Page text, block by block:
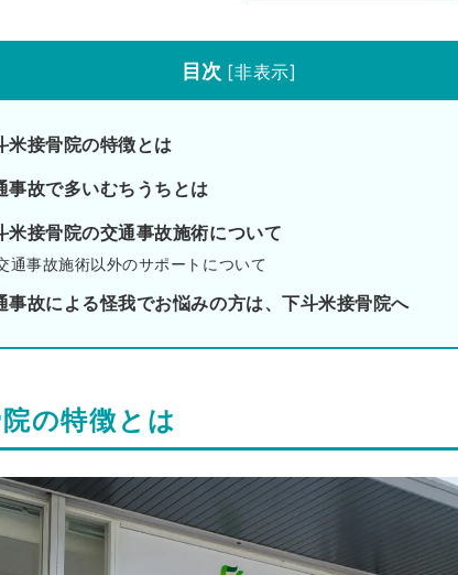
目次 [非表示]
米接骨院の特徴とは
事故で多いむちうちとは
米接骨院の交通事故施術について
通事故施術以外のサポートについて
事故による怪我でお悩みの方は、下斗米接骨院へ
の特徴とは